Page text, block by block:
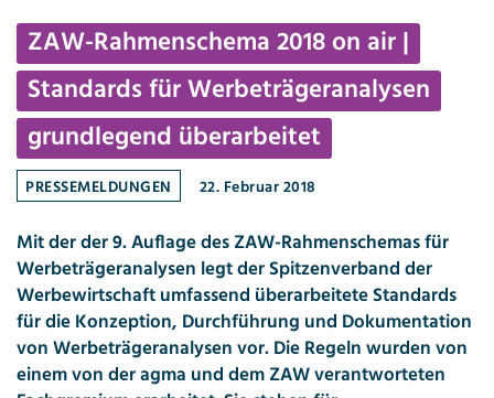
ZAW-Rahmenschema 2018 on air |
Standards für Werbeträgeranalysen
grundlegend überarbeitet
PRESSEMELDUNGEN 22. Februar 2018
Mit der der 9. Auflage des ZAW-Rahmenschemas für
Werbeträgeranalysen legt der Spitzenverband der
Werbewirtschaft umfassend überarbeitete Standards
für die Konzeption, Durchführung und Dokumentation
von Werbeträgeranalysen vor. Die Regeln wurden von
einem von der agma und dem ZAW verantworteten